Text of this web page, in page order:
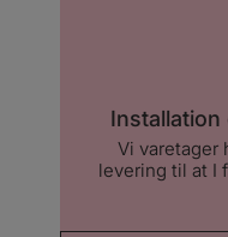
Installation
Vi varetager
levering til at I